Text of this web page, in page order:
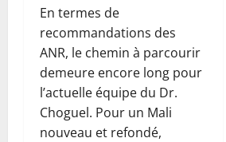
En termes de
recommandations des
ANR, le chemin à parcourir
demeure encore long pour
l’actuelle équipe du Dr.
Choguel. Pour un Mali
nouveau et refondé,